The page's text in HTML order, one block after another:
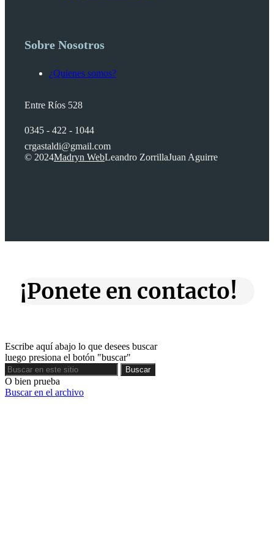
Sobre Nosotros
¿Quienes somos?
Entre Ríos 528
0345 - 422 - 1044
crgastaldi@gmail.com
© 2024Madryn WebLeandro ZorrillaJuan Aguirre
¡Ponete en contacto!
Escribe aquí abajo lo que desees buscar
luego presiona el botón "buscar"
Buscar
Buscar
O bien prueba
Buscar en el archivo